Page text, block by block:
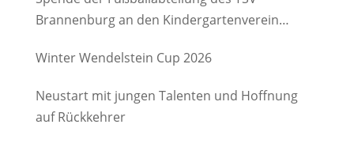
Brannenburg an den Kindergartenverein
Winter Wendelstein Cup 2026
Neustart mit jungen Talenten und Hoffnung
auf Rückkehrer